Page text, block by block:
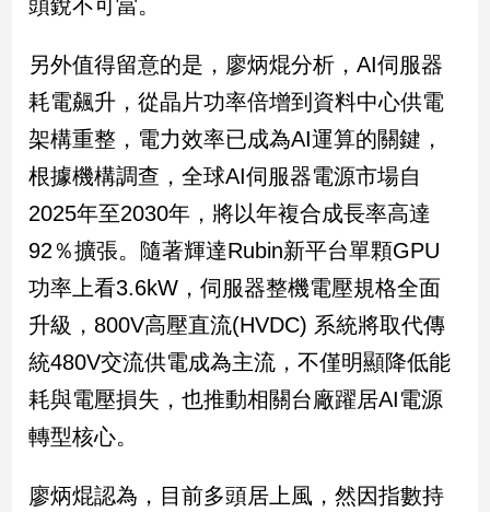
子/
情
藝
／
文
創
／
影
推
科
技/
遊
戲
運
寵
頭銳不可當。
另外值得留意的是，廖炳焜分析，AI伺服器
耗電飆升，從晶片功率倍增到資料中心供電
架構重整，電力效率已成為AI運算的關鍵，
根據機構調查，全球AI伺服器電源市場自
2025年至2030年，將以年複合成長率高達
92％擴張。隨著輝達Rubin新平台單顆GPU
功率上看3.6kW，伺服器整機電壓規格全面
升級，800V高壓直流(HVDC) 系統將取代傳
統480V交流供電成為主流，不僅明顯降低能
耗與電壓損失，也推動相關台廠躍居AI電源
轉型核心。
廖炳焜認為，目前多頭居上風，然因指數持